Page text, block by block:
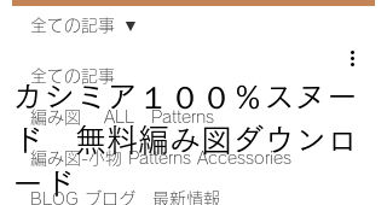
全ての記事
編み図 ALL Patterns
編み図-小物 Patterns Accessories
BLOG ブログ 最新情報
全ての記事
カシミア１００％スヌー
ド 無料編み図ダウンロ
ード